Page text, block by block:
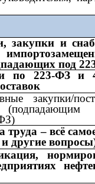
закупки и
под
по 223-ФЗ и
закупки/
– всё
другие